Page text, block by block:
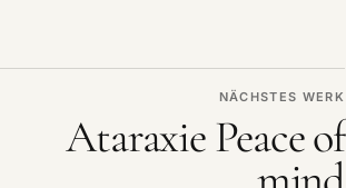
NÄCHSTES WERK
Ataraxie Peace of